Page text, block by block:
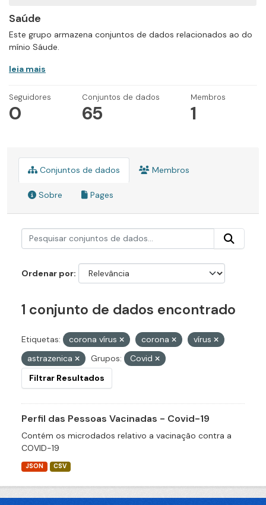
Saúde
Este grupo armazena conjuntos de dados relacionados ao do
mínio Sáude.
leia mais
Seguidores
0
Conjuntos de dados
65
Membros
1
Conjuntos de dados Membros
Sobre Pages
Ordenar por
1 conjunto de dados encontrado
Etiquetas: corona vírus corona
vírus
astrazenica
Grupos:
Covid
Filtrar Resultados
Perfil das Pessoas Vacinadas - Covid-19
Contém os microdados relativo a vacinação contra a
COVID-19
JSON CSV